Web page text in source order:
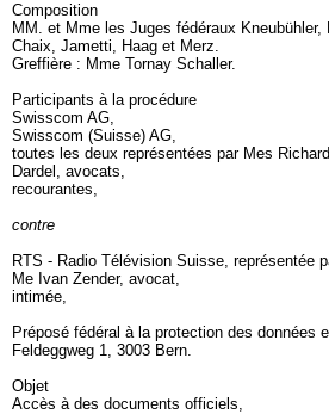
Composition
MM. et Mme les Juges fédéraux Kneubühler,
Chaix, Jametti, Haag et Merz.
Greffière : Mme Tornay Schaller.
Participants à la procédure
Swisscom AG,
Swisscom (Suisse) AG,
toutes les deux représentées par Mes
Dardel, avocats,
recourantes,
contre
RTS - Radio Télévision Suisse, représentée
Me Ivan Zender, avocat,
intimée,
Préposé fédéral à la protection des données
Feldeggweg 1, 3003 Bern.
Objet
Accès à des documents officiels,